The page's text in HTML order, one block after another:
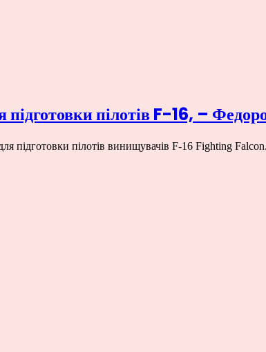
пілотів F-16, –
підготовки пілотів винищувачів F-16 Fighting